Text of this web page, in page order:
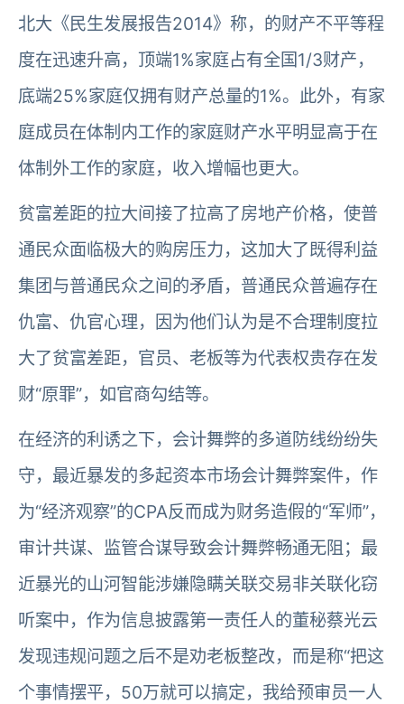
北大《民生发展报告2014》称，的财产不平等程
度在迅速升高，顶端1%家庭占有全国1/3财产，
底端25%家庭仅拥有财产总量的1%。此外，有家
庭成员在体制内工作的家庭财产水平明显高于在
体制外工作的家庭，收入增幅也更大。
贫富差距的拉大间接了拉高了房地产价格，使普
通民众面临极大的购房压力，这加大了既得利益
集团与普通民众之间的矛盾，普通民众普遍存在
仇富、仇官心理，因为他们认为是不合理制度拉
大了贫富差距，官员、老板等为代表权贵存在发
财“原罪”，如官商勾结等。
在经济的利诱之下，会计舞弊的多道防线纷纷失
守，最近暴发的多起资本市场会计舞弊案件，作
为“经济观察”的CPA反而成为财务造假的“军师”，
审计共谋、监管合谋导致会计舞弊畅通无阻；最
近暴光的山河智能涉嫌隐瞒关联交易非关联化窃
听案中，作为信息披露第一责任人的董秘蔡光云
发现违规问题之后不是劝老板整改，而是称“把这
个事情摆平，50万就可以搞定，我给预审员一人